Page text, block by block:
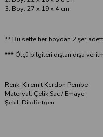
3. Boy: 27 x 19 x 4 cm
** Bu sette her boydan 2'şer
*** Ölçü bilgileri dıştan dışa
Renk: Kiremit Kordon Pembe
Materyal: Çelik Sac / Emaye
Şekil: Dikdörtgen